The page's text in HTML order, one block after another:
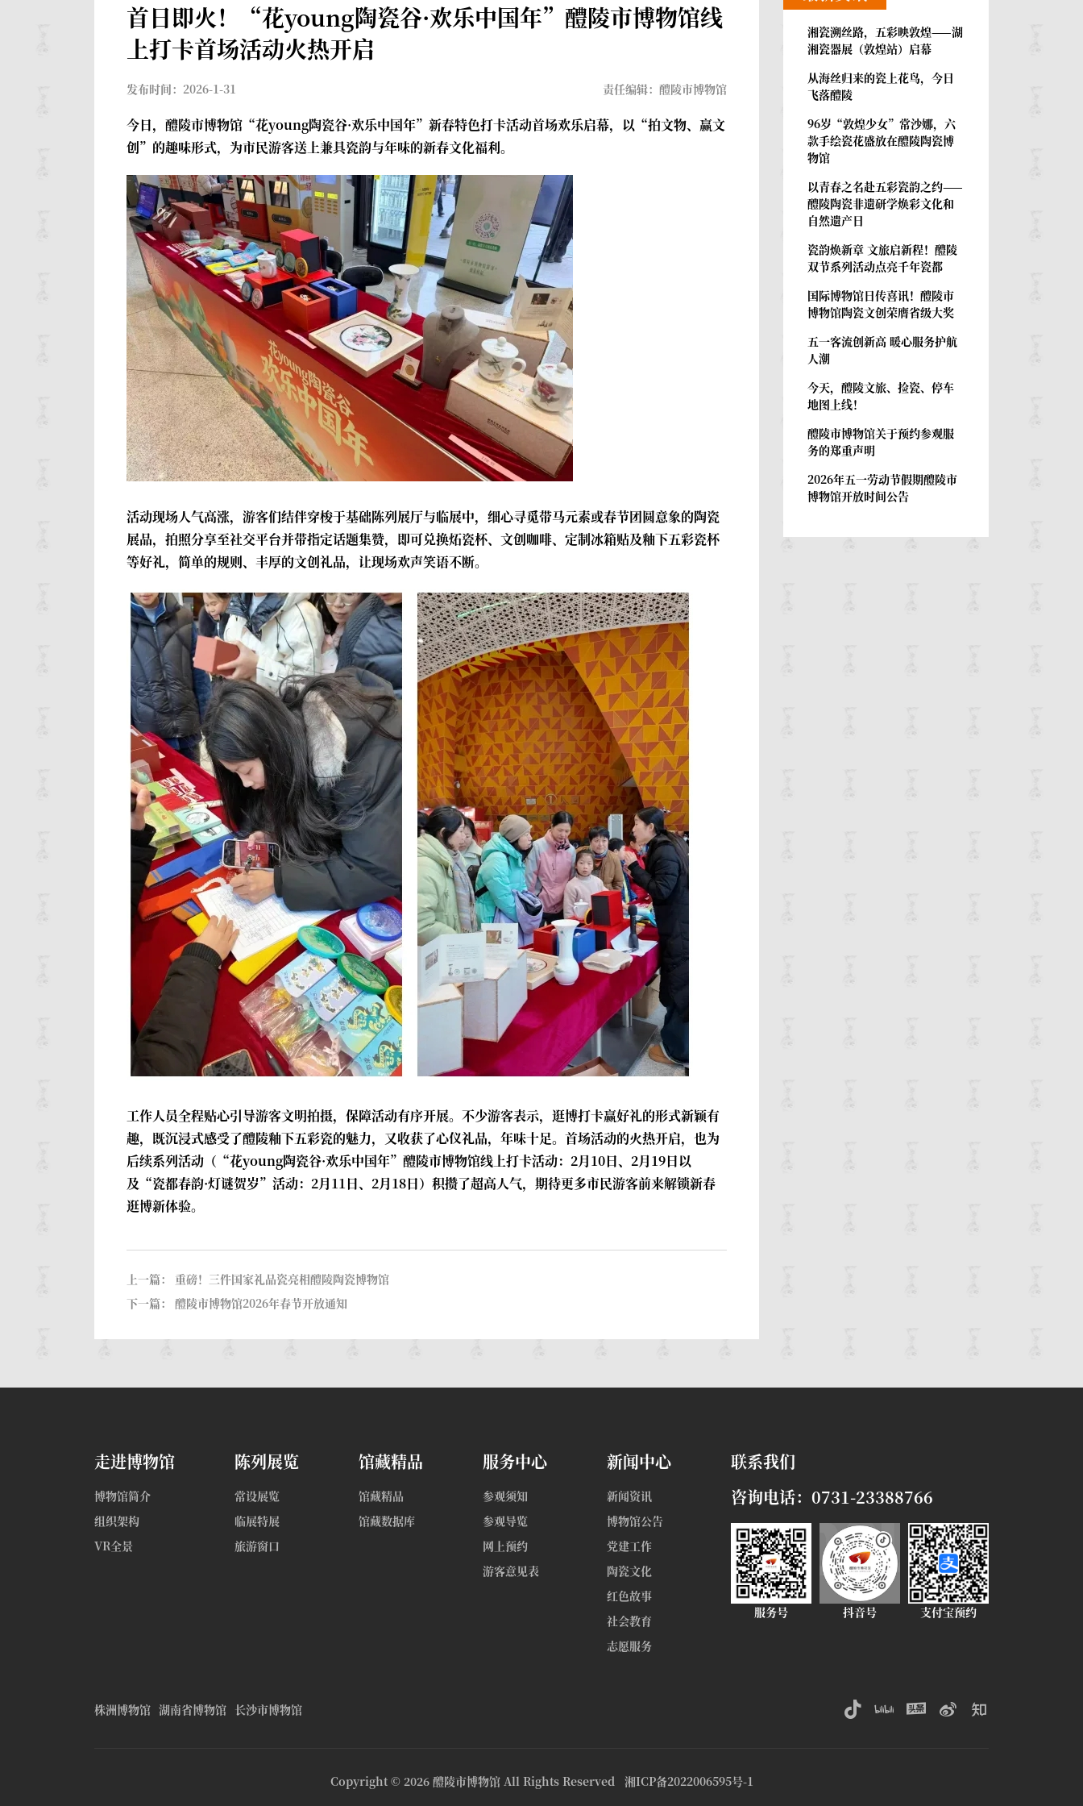
首日即火！“花young陶瓷谷·欢乐中国年”醴陵市博物馆线
上打卡首场活动火热开启
发布时间：2026-1-31 责任编辑：醴陵市博物馆
今日，醴陵市博物馆“花young陶瓷谷·欢乐中国年”新春特色打卡活动首场欢乐启幕，以“拍文物、赢文
创”的趣味形式，为市民游客送上兼具瓷韵与年味的新春文化福利。
活动现场人气高涨，游客们结伴穿梭于基础陈列展厅与临展中，细心寻觅带马元素或春节团圆意象的陶瓷
展品，拍照分享至社交平台并带指定话题集赞，即可兑换炻瓷杯、文创咖啡、定制冰箱贴及釉下五彩瓷杯
等好礼，简单的规则、丰厚的文创礼品，让现场欢声笑语不断。
工作人员全程贴心引导游客文明拍摄，保障活动有序开展。不少游客表示，逛博打卡赢好礼的形式新颖有
趣，既沉浸式感受了醴陵釉下五彩瓷的魅力，又收获了心仪礼品，年味十足。首场活动的火热开启，也为
后续系列活动（“花young陶瓷谷·欢乐中国年”醴陵市博物馆线上打卡活动：2月10日、2月19日以
及“瓷都春韵·灯谜贺岁”活动：2月11日、2月18日）积攒了超高人气，期待更多市民游客前来解锁新春
逛博新体验。
上一篇： 重磅！三件国家礼品瓷亮相醴陵陶瓷博物馆
下一篇： 醴陵市博物馆2026年春节开放通知
湘瓷溯丝路，五彩映敦煌——湖
湘瓷器展（敦煌站）启幕
从海丝归来的瓷上花鸟，今日
飞落醴陵
96岁“敦煌少女”常沙娜，六
款手绘瓷花盛放在醴陵陶瓷博
物馆
以青春之名赴五彩瓷韵之约——
醴陵陶瓷非遗研学焕彩文化和
自然遗产日
瓷韵焕新章 文旅启新程！醴陵
双节系列活动点亮千年瓷都
国际博物馆日传喜讯！醴陵市
博物馆陶瓷文创荣膺省级大奖
五一客流创新高 暖心服务护航
人潮
今天，醴陵文旅、捡瓷、停车
地图上线！
醴陵市博物馆关于预约参观服
务的郑重声明
2026年五一劳动节假期醴陵市
博物馆开放时间公告
走进博物馆
博物馆简介
组织架构
VR全景
陈列展览
常设展览
临展特展
旅游窗口
馆藏精品
馆藏精品
馆藏数据库
服务中心
参观须知
参观导览
网上预约
游客意见表
新闻中心
新闻资讯
博物馆公告
党建工作
陶瓷文化
红色故事
社会教育
志愿服务
联系我们
咨询电话：0731-23388766
服务号 抖音号 支付宝预约
株洲博物馆 湖南省博物馆 长沙市博物馆     
Copyright © 2026 醴陵市博物馆All Rights Reserved 湘ICP备2022006595号-1